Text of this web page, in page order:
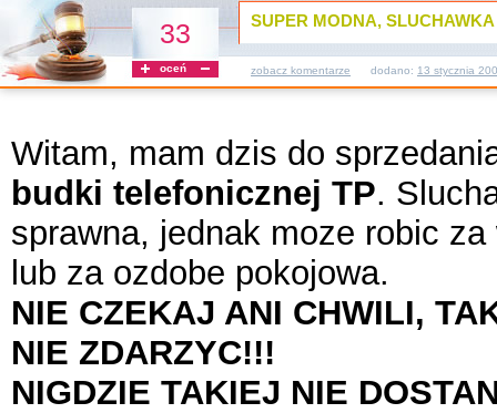
Witam, mam dzis do
budki telefonicznej TP.
sprawna, jednak moze robic
lub za ozdobe pokojowa.
NIE CZEKAJ ANI CHWILI,
NIE ZDARZYC!!!
NIGDZIE TAKIEJ NIE
33
oceń
SUPER MODNA,
zobacz komentarze dodano: 13 stycznia